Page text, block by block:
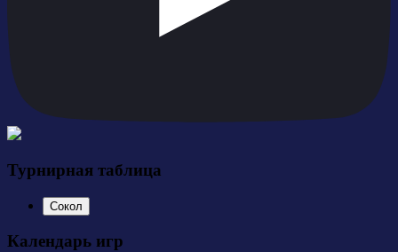
Турнирная таблица
Сокол
Календарь игр